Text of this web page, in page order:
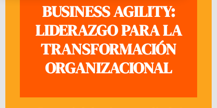
BUSINESS AGILITY:
LIDERAZGO PARA LA
TRANSFORMACIÓN
ORGANIZACIONAL